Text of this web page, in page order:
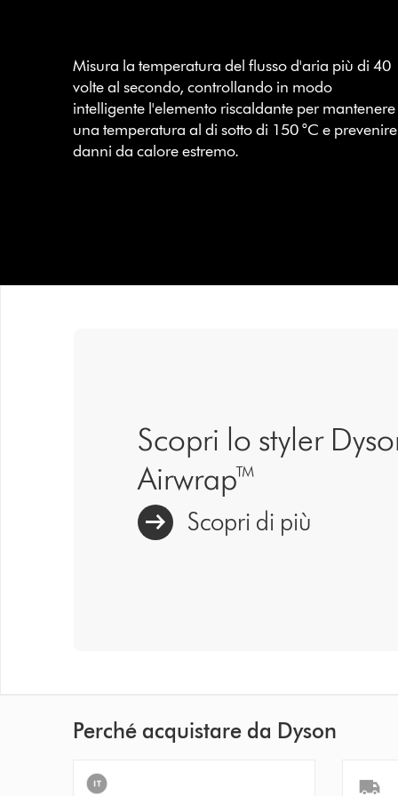
Misura la temperatura del flusso d'aria più di 40
volte al secondo, controllando in modo
intelligente l'elemento riscaldante per mantenere
una temperatura al di sotto di 150 °C e
danni da calore estremo.
Scopri lo styler
Airwrap™
Scopri di più
Perché acquistare da Dyson